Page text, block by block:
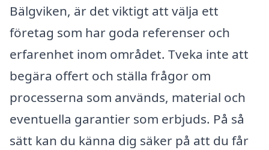
Bälgviken, är det viktigt att välja ett
företag som har goda referenser och
erfarenhet inom området. Tveka inte att
begära offert och ställa frågor om
processerna som används, material och
eventuella garantier som erbjuds. På så
sätt kan du känna dig säker på att du får